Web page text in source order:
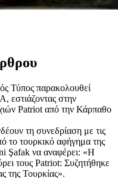
Τύπος παρακολουθεί
εστιάζοντας στην
Patriot από την Κάρπαθο
τη συνεδρίαση με τις
το τουρκικό αφήγημα της
Şafak να αναφέρει: «Η
τους Patriot: Συζητήθηκε
της Τουρκίας».